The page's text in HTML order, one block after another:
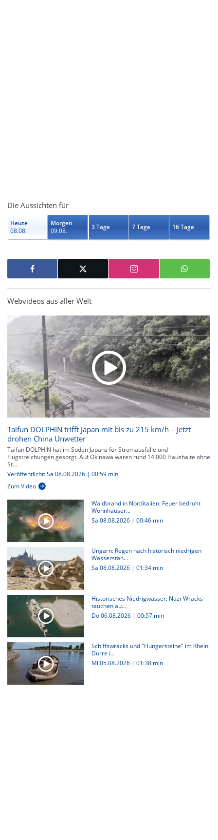
Die Aussichten für
Heute
08.08.
Morgen
09.08.
3 Tage 7 Tage 16 Tage
Webvideos aus aller Welt
Taifun DOLPHIN trifft Japan mit bis zu 215 km/h – Jetzt
drohen China Unwetter
Taifun DOLPHIN hat im Süden Japans für Stromausfälle und
Flugstreichungen gesorgt. Auf Okinawa waren rund 14.000 Haushalte ohne
St...
Veröffentlicht: Sa 08.08.2026 | 00:59 min
Zum Video
Waldbrand in Norditalien: Feuer bedroht
Wohnhäuser...
Sa 08.08.2026 | 00:46 min
Ungarn: Regen nach historisch niedrigen
Wasserstän...
Sa 08.08.2026 | 01:34 min
Historisches Niedrigwasser: Nazi-Wracks
tauchen au...
Do 06.08.2026 | 00:57 min
Schiffswracks und "Hungersteine" im Rhein:
Dürre i...
Mi 05.08.2026 | 01:38 min